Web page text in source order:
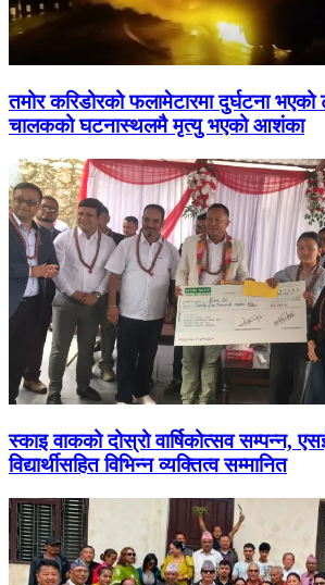
तमोर करिडोरको फलामेटारमा दुर्घटना
चालकको घटनास्थलमै मृत्यु भएको आशंका
स्काइ वाकको दोस्रो वार्षिकोत्सव सम्पन्न,
विद्यार्थीसहित विभिन्न व्यक्तित्व सम्मानित